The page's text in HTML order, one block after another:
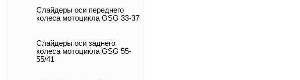
Слайдеры оси переднего
колеса мотоцикла GSG 33-37
Слайдеры оси заднего
колеса мотоцикла GSG 55-
55/41